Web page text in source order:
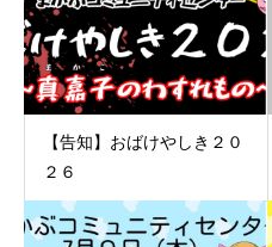
【告知】おばけやしき２０
２６